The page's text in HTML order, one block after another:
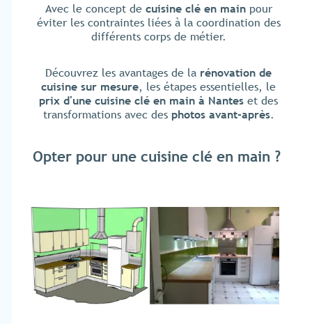
Avec le concept de cuisine clé en mainpour
éviter les contraintes liées à la coordination des
différents corps de métier.
Découvrez les avantages de la rénovation de
cuisine sur mesure, les étapes essentielles, le
prix d'une cuisine clé en main à Nantes et des
transformations avec des photos avant-après.
Opter pour une cuisine clé en main ?